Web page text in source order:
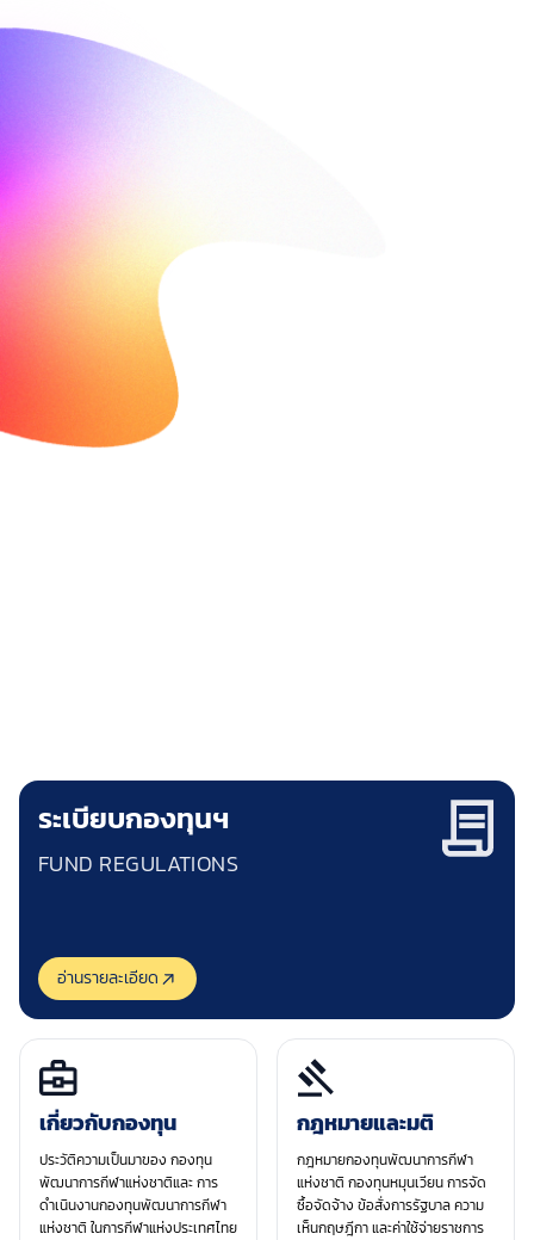
ระเบียบกองทุนฯ
FUND REGULATIONS
อ่านรายละเอียด
เกี่ยวกับกองทุน
ประวัติความเป็นมาของ กองทุน
พัฒนาการกีฬาแห่งชาติและ การ
ดำเนินงานกองทุนพัฒนาการกีฬา
แห่งชาติ ในการกีฬาแห่งประเทศไทย
กฎหมายและมติ
กฎหมายกองทุนพัฒนาการกีฬา
แห่งชาติ กองทุนหมุนเวียน การจัด
ซื้อจัดจ้าง ข้อสั่งการรัฐบาล ความ
เห็นกฤษฎีกา และค่าใช้จ่ายราชการ